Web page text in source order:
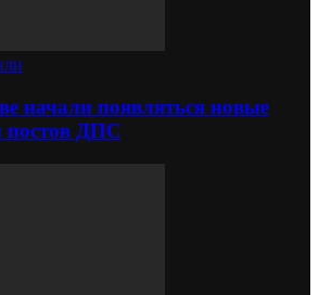
начали появляться новые
постов ДПС